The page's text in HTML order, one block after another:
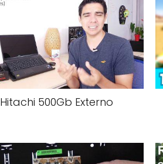
Hitachi 500Gb Externo